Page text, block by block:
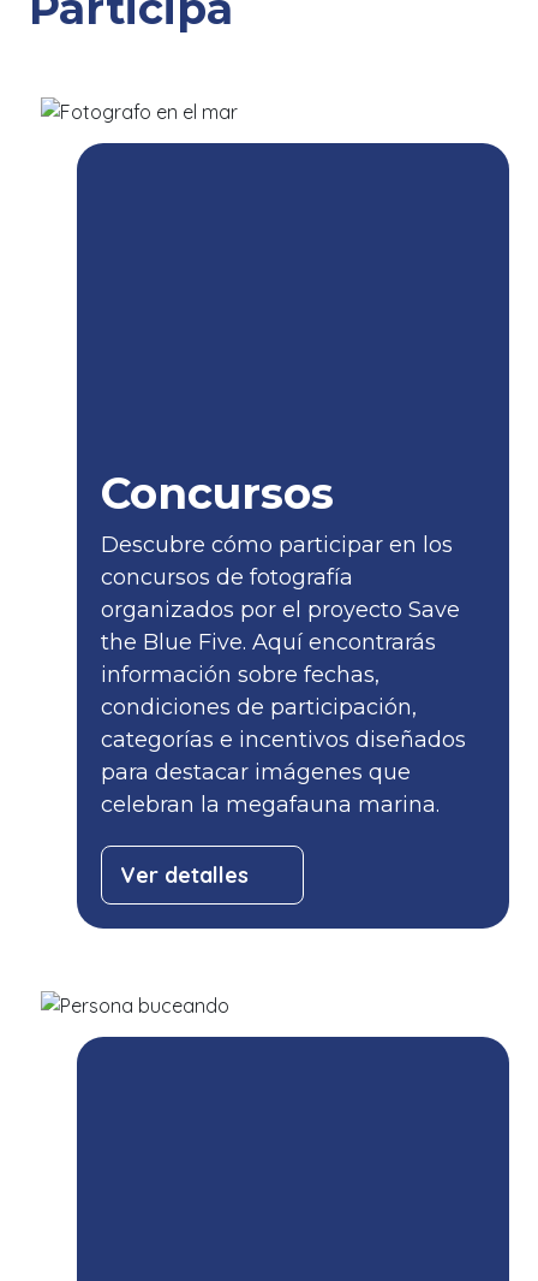
Keyssi Alain Rodríguez Flores
Avistamientos
Concursos
Descubre cómo participar en los
concursos de fotografía
organizados por el proyecto Save
the Blue Five. Aquí encontrarás
información sobre fechas,
condiciones de participación,
categorías e incentivos diseñados
para destacar imágenes que
celebran la megafauna marina.
Ver detalles